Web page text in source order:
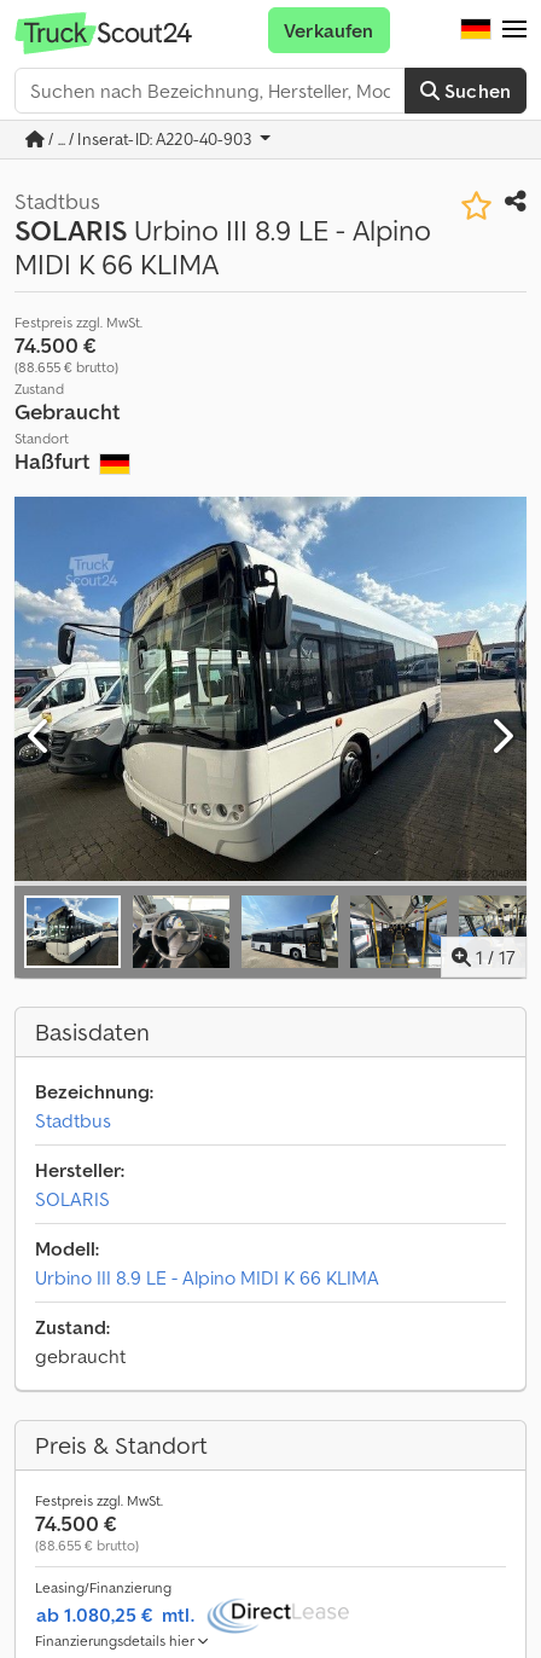
Suchen
Verkaufen
/ ... / Inserat-ID: A220-40-903
Stadtbus
SOLARIS Urbino III 8.9 LE - Alpino
MIDI K 66 KLIMA
Festpreis zzgl. MwSt.
74.500 €
(88.655 € brutto)
Zustand
Gebraucht
Standort
Haßfurt
1 / 17
Basisdaten
Bezeichnung:
Stadtbus
Hersteller:
SOLARIS
Modell:
Urbino III 8.9 LE - Alpino MIDI K 66 KLIMA
Zustand:
gebraucht
Preis & Standort
Festpreis zzgl. MwSt.
74.500 €
(88.655 € brutto)
Leasing/Finanzierung
ab 1.080,25 € mtl.
Finanzierungsdetails hier